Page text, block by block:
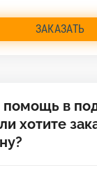
ЗАКАЗАТЬ
помощь в
хотите